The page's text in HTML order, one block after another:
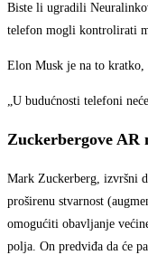
Biste li ugradili
telefon mogli kontrolirati
Elon Musk je na to
„U budućnosti telefoni
Zuckerbergove AR
Mark Zuckerberg, izvršni
proširenu stvarnost
omogućiti obavljanje
polja. On predviđa da će